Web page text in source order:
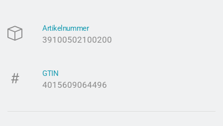
Artikelnummer
39100502100200
GTIN
4015609064496